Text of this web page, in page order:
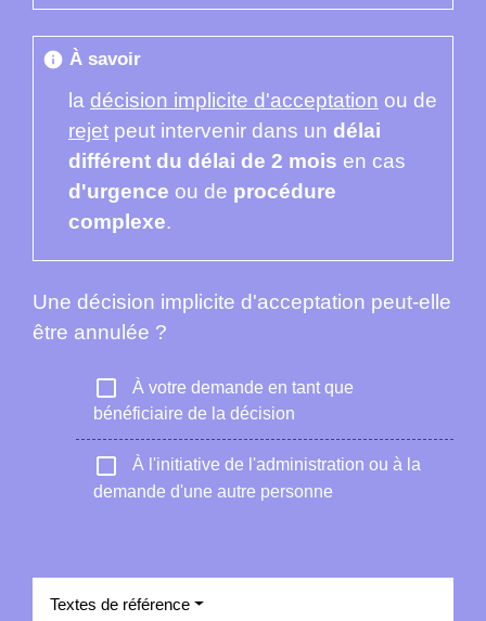
info À savoir
la décision implicite d'acceptation ou de
rejet peut intervenir dans un délai
différent du délai de 2 mois en cas
d'urgence ou de procédure
complexe.
Une décision implicite d'acceptation peut-elle
être annulée ?
check_box_outline_blank
À votre demande en tant que
bénéficiaire de la décision
check_box_outline_blank
À l'initiative de l'administration ou à la
demande d'une autre personne
Textes de référence